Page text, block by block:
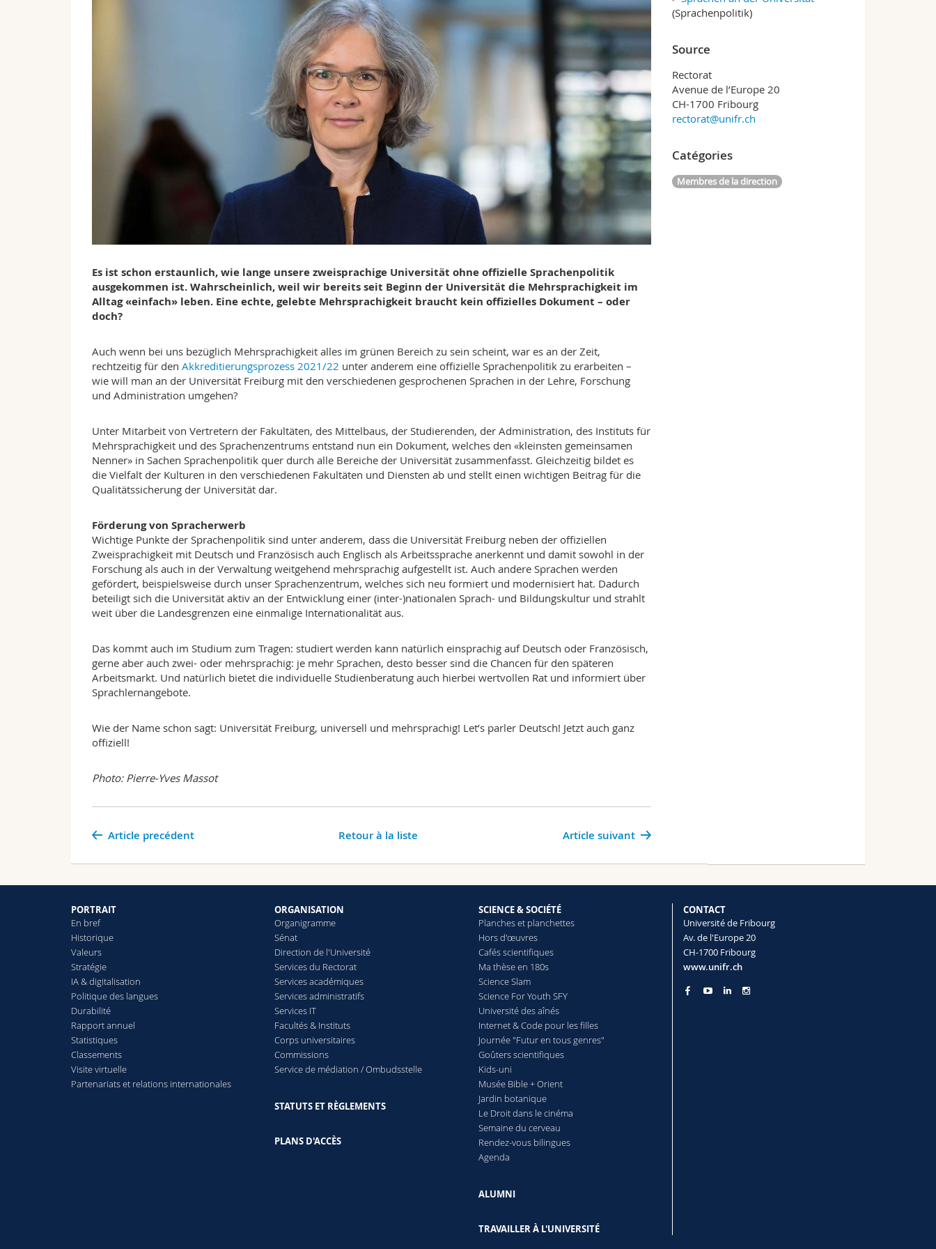
Es ist schon erstaunlich, wie lange unsere zweisprachige Universität ohne offizielle Sprachenpolitik
ausgekommen ist. Wahrscheinlich, weil wir bereits seit Beginn der Universität die Mehrsprachigkeit im
Alltag «einfach» leben. Eine echte, gelebte Mehrsprachigkeit braucht kein offizielles Dokument – oder
doch?
Auch wenn bei uns bezüglich Mehrsprachigkeit alles im grünen Bereich zu sein scheint, war es an der Zeit,
rechtzeitig für den Akkreditierungsprozess 2021/22 unter anderem eine offizielle Sprachenpolitik zu erarbeiten –
wie will man an der Universität Freiburg mit den verschiedenen gesprochenen Sprachen in der Lehre, Forschung
und Administration umgehen?
Unter Mitarbeit von Vertretern der Fakultäten, des Mittelbaus, der Studierenden, der Administration, des Instituts für
Mehrsprachigkeit und des Sprachenzentrums entstand nun ein Dokument, welches den «kleinsten gemeinsamen
Nenner» in Sachen Sprachenpolitik quer durch alle Bereiche der Universität zusammenfasst. Gleichzeitig bildet es
die Vielfalt der Kulturen in den verschiedenen Fakultäten und Diensten ab und stellt einen wichtigen Beitrag für die
Qualitätssicherung der Universität dar.
Förderung von Spracherwerb
Wichtige Punkte der Sprachenpolitik sind unter anderem, dass die Universität Freiburg neben der offiziellen
Zweisprachigkeit mit Deutsch und Französisch auch Englisch als Arbeitssprache anerkennt und damit sowohl in der
Forschung als auch in der Verwaltung weitgehend mehrsprachig aufgestellt ist. Auch andere Sprachen werden
gefördert, beispielsweise durch unser Sprachenzentrum, welches sich neu formiert und modernisiert hat. Dadurch
beteiligt sich die Universität aktiv an der Entwicklung einer (inter-)nationalen Sprach- und Bildungskultur und strahlt
weit über die Landesgrenzen eine einmalige Internationalität aus.
Das kommt auch im Studium zum Tragen: studiert werden kann natürlich einsprachig auf Deutsch oder Französisch,
gerne aber auch zwei- oder mehrsprachig: je mehr Sprachen, desto besser sind die Chancen für den späteren
Arbeitsmarkt. Und natürlich bietet die individuelle Studienberatung auch hierbei wertvollen Rat und informiert über
Sprachlernangebote.
Wie der Name schon sagt: Universität Freiburg, universell und mehrsprachig! Let’s parler Deutsch! Jetzt auch ganz
offiziell!
Photo: Pierre-Yves Massot
Article suivant
Article precédent Retour à la liste
(Sprachenpolitik)
Source
Rectorat
Avenue de l’Europe 20
CH-1700 Fribourg
rectorat@unifr.ch
Catégories
Membres de la direction
PORTRAIT
En bref
Historique
Valeurs
Stratégie
IA & digitalisation
Politique des langues
Durabilité
Rapport annuel
Statistiques
Classements
Visite virtuelle
Partenariats et relations internationales
ORGANISATION
Organigramme
Sénat
Direction de l'Université
Services du Rectorat
Services académiques
Services administratifs
Services IT
Facultés & Instituts
Corps universitaires
Commissions
Service de médiation / Ombudsstelle
STATUTS ET RÈGLEMENTS
PLANS D'ACCÈS
SCIENCE & SOCIÉTÉ
Planches et planchettes
Hors d'œuvres
Cafés scientifiques
Ma thèse en 180s
Science Slam
Science For Youth SFY
Université des aînés
Internet & Code pour les filles
Journée "Futur en tous genres"
Goûters scientifiques
Kids-uni
Musée Bible + Orient
Jardin botanique
Le Droit dans le cinéma
Semaine du cerveau
Rendez-vous bilingues
Agenda
ALUMNI
TRAVAILLER À L'UNIVERSITÉ
CONTACT
Université de Fribourg
Av. de l'Europe 20
CH-1700 Fribourg
www.unifr.ch